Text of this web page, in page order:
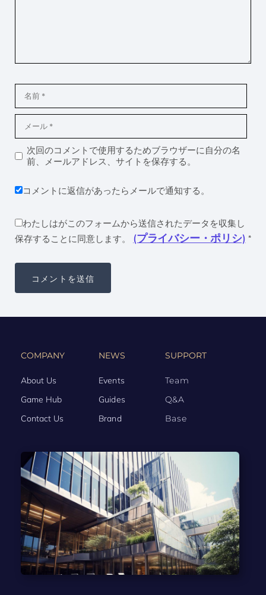
次回のコメントで使用するためブラウザーに自分の名
前、メールアドレス、サイトを保存する。
コメントに返信があったらメールで通知する。
わたしはがこのフォームから送信されたデータを収集し
保存することに同意します。 (プライバシー・ポリシ) *
COMPANY
About Us
Game Hub
Contact Us
NEWS
Events
Guides
Brand
SUPPORT
Team
Q&A
Base